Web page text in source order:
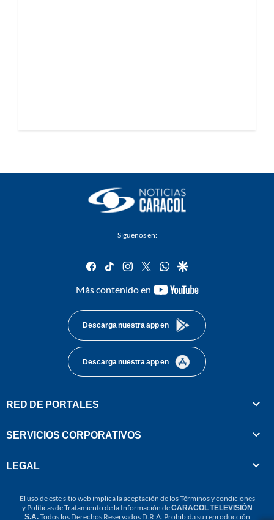
Síguenos en:
facebook
tiktok instagram
twitterwhatsapp
google
Más contenido en
youtube-
Descarga nuestra app en
Descarga nuestra app en
RED DE PORTALES
SERVICIOS CORPORATIVOS
LEGAL
El uso de este sitio web implica la aceptación de losTérminos y condiciones
y Políticas de Tratamiento de la Información deCARACOL TELEVISIÓN
S.A.Todos los Derechos Reservados D.R.A. Prohibida su reproducción